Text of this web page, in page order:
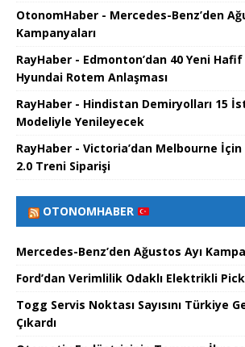
OtonomHaber - Mercedes-Benz’den
Kampanyaları
RayHaber - Edmonton’dan 40 Yeni
Hyundai Rotem Anlaşması
RayHaber - Hindistan Demiryolları 15
Modeliyle Yenileyecek
RayHaber - Victoria’dan Melbourne İçin
2.0 Treni Siparişi
OTONOMHABER
Mercedes-Benz’den Ağustos Ayı
Ford’dan Verimlilik Odaklı Elektrikli
Togg Servis Noktası Sayısını Türkiye
Çıkardı